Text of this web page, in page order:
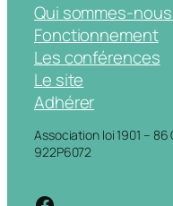
Qui sommes-
Fonctionnement
Les conférences
Le site
Adhérer
Association loi 1901 –
922P6072